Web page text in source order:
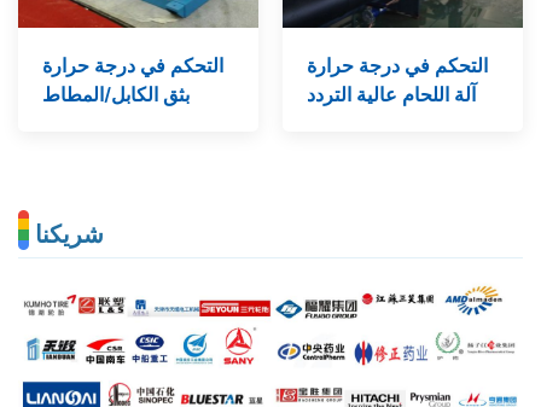
التحكم في درجة حرارة
بثق الكابل/المطاط
التحكم في درجة حرارة
آلة اللحام عالية التردد
شريكنا